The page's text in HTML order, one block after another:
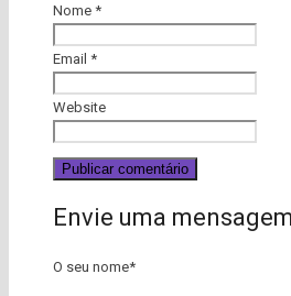
Nome *
Email *
Website
Envie uma
O seu nome*